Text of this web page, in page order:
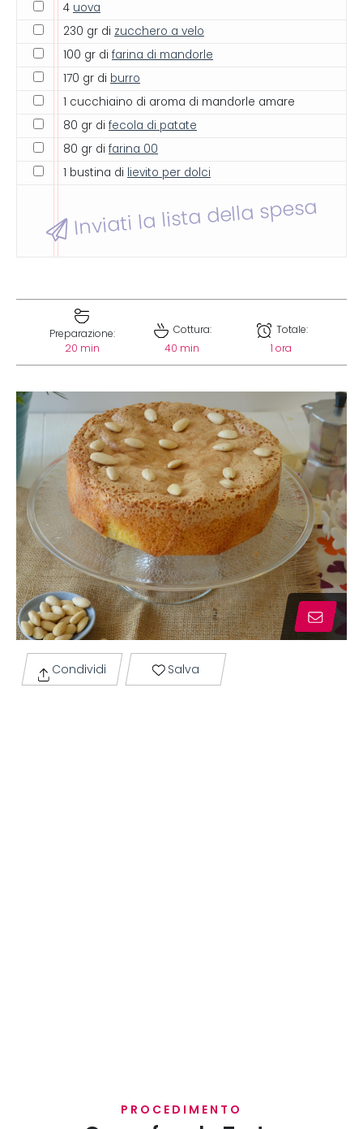
4 uova
230 gr di zucchero a velo
100 gr di farina di mandorle
170 gr di burro
1 cucchiaino di aroma di mandorle amare
80 gr di fecola di patate
80 gr di farina 00
1 bustina di lievito per dolci
Inviati la lista della spesa
Preparazione:
20 min
Cottura:
40 min
Totale:
1 ora
Condividi Salva
PROCEDIMENTO